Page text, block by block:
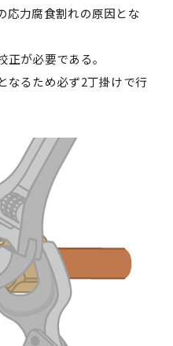
応力腐食割れの原因とな
正が必要である。
なるため必ず2丁掛けで行